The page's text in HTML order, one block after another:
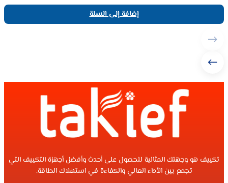
إضافة إلى السلة
تكييف هو وجهتك المثالية للحصول على أحدث وأفضل أجهزة التكييف التي
تجمع بين الأداء العالي والكفاءة في استهلاك الطاقة.